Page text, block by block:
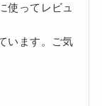
使ってレビュ
います。ご気